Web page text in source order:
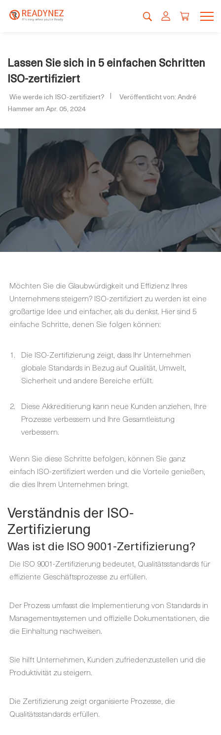
Lassen Sie sich in 5 einfachen Schritten
ISO-zertifiziert
Wie werde ich ISO-zertifiziert?
Veröffentlicht von: André
Hammer am Apr. 05, 2024
Möchten Sie die Glaubwürdigkeit und Effizienz Ihres
Unternehmens steigern? ISO-zertifiziert zu werden ist eine
großartige Idee und einfacher, als du denkst. Hier sind 5
einfache Schritte, denen Sie folgen können:
Die ISO-Zertifizierung zeigt, dass Ihr Unternehmen
globale Standards in Bezug auf Qualität, Umwelt,
Sicherheit und andere Bereiche erfüllt.
Diese Akkreditierung kann neue Kunden anziehen, Ihre
Prozesse verbessern und Ihre Gesamtleistung
verbessern.
Wenn Sie diese Schritte befolgen, können Sie ganz
einfach ISO-zertifiziert werden und die Vorteile genießen,
die dies Ihrem Unternehmen bringt.
Verständnis der ISO-
Zertifizierung
Was ist die ISO 9001-Zertifizierung?
Die ISO 9001-Zertifizierung bedeutet, Qualitätsstandards für
effiziente Geschäftsprozesse zu erfüllen.
Der Prozess umfasst die Implementierung von Standards in
Managementsystemen und offizielle Dokumentationen, die
die Einhaltung nachweisen.
Sie hilft Unternehmen, Kunden zufriedenzustellen und die
Produktivität zu steigern.
Die Zertifizierung zeigt organisierte Prozesse, die
Qualitätsstandards erfüllen.